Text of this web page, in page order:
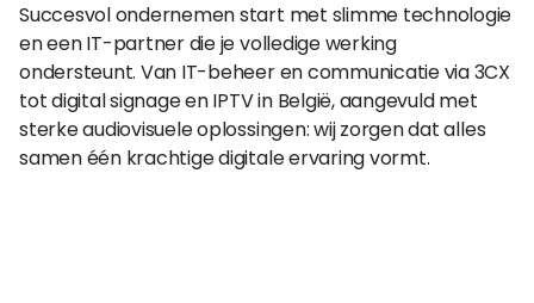
Succesvol ondernemen start met slimme technologie
en een IT-partner die je volledige werking
ondersteunt. Van IT-beheer en communicatie via 3CX
tot digital signage en IPTV in België, aangevuld met
sterke audiovisuele oplossingen: wij zorgen dat alles
samen één krachtige digitale ervaring vormt.